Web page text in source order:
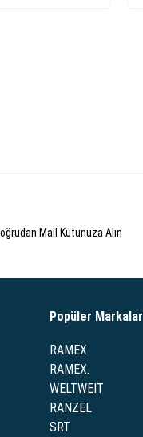
Mail Kutunuza Alın
Popüler Markalar
RAMEX
RAMEX.
WELTWEIT
RANZEL
SRT